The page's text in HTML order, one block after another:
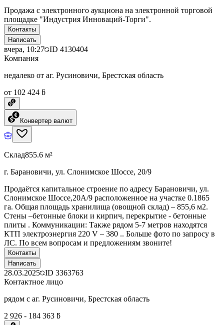
Продажа с электронного аукциона на электронной торговой
площадке "Индустрия Инноваций-Торги".
Контакты
Написать
вчера, 10:27 ID 4130404
Компания
недалеко от аг. Русиновичи, Брестская область
от 102 424 ƃ
Конвертер валют
Склад855.6 м²
г. Барановичи, ул. Слонимское Шоссе, 20/9
Продаётся капитальное строение по адресу Барановичи, ул.
Слонимское Шоссе,20A/9 расположенное на участке 0.1865
га. Общая площадь хранилища (овощной склад) – 855,6 м2.
Стены –бетонные блоки и кирпич, перекрытие - бетонные
плиты . Коммуникации: Также рядом 5-7 метров находятся
КТП электроэнергия 220 V – 380 .. Больше фото по запросу в
ЛС. По всем вопросам и предложениям звоните!
Контакты
Написать
28.03.2025 ID 3363763
Контактное лицо
рядом с аг. Русиновичи, Брестская область
2 926 - 184 363 ƃ